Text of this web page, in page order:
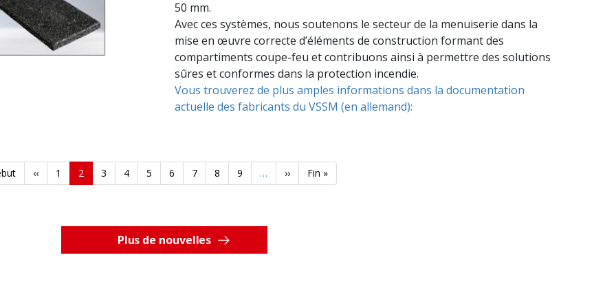
50 mm.
Avec ces systèmes, nous soutenons le secteur de la menuiserie dans la
mise en œuvre correcte d’éléments de construction formant des
compartiments coupe-feu et contribuons ainsi à permettre des solutions
sûres et conformes dans la protection incendie.
Vous trouverez de plus amples informations dans la documentation
actuelle des fabricants du VSSM (en allemand):
Page
précédente
‹‹ Page
1
Page
courante
2 Page
3 Page
4 Page
5 Page
6 Page
7 Page
8 Page
9 …
Page
suivante
››
Dernière
page
Fin »
Plus de nouvelles